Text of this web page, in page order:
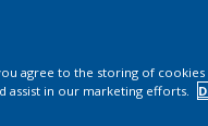
agree to the storing of
assist in our marketing efforts.